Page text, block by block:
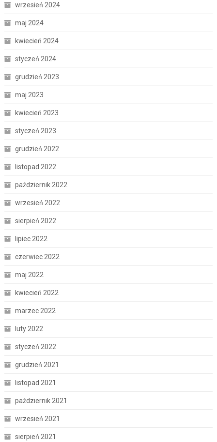
wrzesień 2024
maj 2024
kwiecień 2024
styczeń 2024
grudzień 2023
maj 2023
kwiecień 2023
styczeń 2023
grudzień 2022
listopad 2022
październik 2022
wrzesień 2022
sierpień 2022
lipiec 2022
czerwiec 2022
maj 2022
kwiecień 2022
marzec 2022
luty 2022
styczeń 2022
grudzień 2021
listopad 2021
październik 2021
wrzesień 2021
sierpień 2021